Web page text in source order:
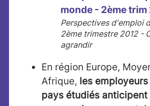
Perspectives d'emploi
2ème trimestre 2012 -
agrandir
En région Europe,
Afrique, les
pays étudiés anticipent